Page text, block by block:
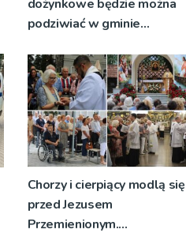
dożynkowe będzie można
podziwiać w gminie
Chorzy i cierpiący modlą się
przed Jezusem
Przemienionym.